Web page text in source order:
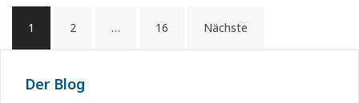
Beitragsnavigation
1 2 … 16 Nächste
Der Blog